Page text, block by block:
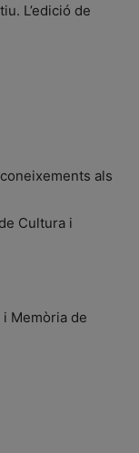
L’edició de
als
Cultura i
Memòria de